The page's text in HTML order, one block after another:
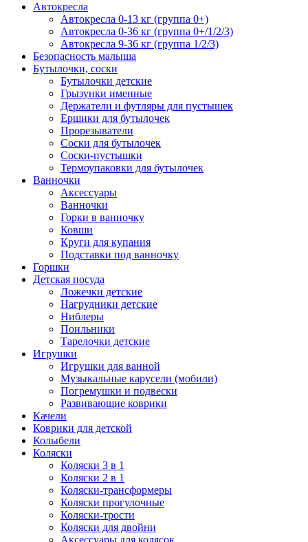
Автокресла
Автокресла 0-13 кг (группа 0+)
Автокресла 0-36 кг (группа 0+/1/2/3)
Автокресла 9-36 кг (группа 1/2/3)
Безопасность малыша
Бутылочки, соски
Бутылочки детские
Грызунки именные
Держатели и футляры для пустышек
Ершики для бутылочек
Прорезыватели
Соски для бутылочек
Соски-пустышки
Термоупаковки для бутылочек
Ванночки
Аксессуары
Ванночки
Горки в ванночку
Ковши
Круги для купания
Подставки под ванночку
Горшки
Детская посуда
Ложечки детские
Нагрудники детские
Ниблеры
Поильники
Тарелочки детские
Игрушки
Игрушки для ванной
Музыкальные карусели (мобили)
Погремушки и подвески
Развивающие коврики
Качели
Коврики для детской
Колыбели
Коляски
Коляски 3 в 1
Коляски 2 в 1
Коляски-трансформеры
Коляски прогулочные
Коляски-трости
Коляски для двойни